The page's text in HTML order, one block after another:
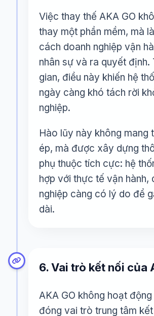
Việc thay thế AKA GO
thay một phần mềm, mà
cách doanh nghiệp vận
nhân sự và ra quyết định.
gian, điều này khiến hệ
ngày càng khó tách rời
nghiệp.
Hào lũy này không mang
ép, mà được xây dựng
phụ thuộc tích cực: hệ
hợp với thực tế vận hành,
nghiệp càng có lý do để
dài.
6. Vai trò kết nối của
AKA GO không hoạt
đóng vai trò trung tâm